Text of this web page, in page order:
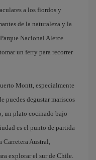
a los fiordos y
de la naturaleza y la
Nacional Alerce
un ferry para recorrer
Montt, especialmente
puedes degustar mariscos
un plato cocinado bajo
es el punto de partida
Austral,
explorar el sur de Chile.